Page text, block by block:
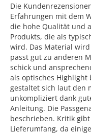
Die
Erfahrungen mit dem
die hohe Qualität und
Produkts, die als
wird. Das Material
passt gut zu anderen
schick und
als optisches Highlight
gestaltet sich laut den
unkompliziert dank
Anleitung. Die
beschrieben. Kritik
Lieferumfang, da